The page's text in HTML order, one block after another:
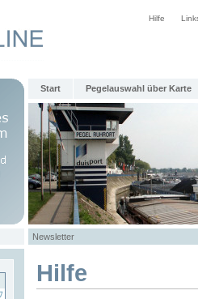
Hilfe
Start Pegelauswahl über Karte
Newsletter
Hilfe